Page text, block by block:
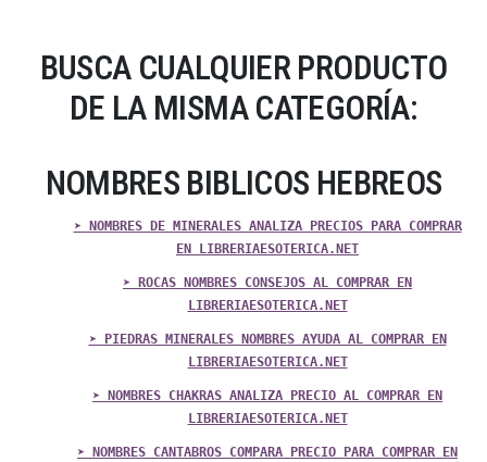
BUSCA CUALQUIER PRODUCTO
DE LA MISMA CATEGORÍA:
NOMBRES BIBLICOS HEBREOS
➤ NOMBRES DE MINERALES ANALIZA PRECIOS PARA COMPRAR
EN LIBRERIAESOTERICA.NET
➤ ROCAS NOMBRES CONSEJOS AL COMPRAR EN
LIBRERIAESOTERICA.NET
➤ PIEDRAS MINERALES NOMBRES AYUDA AL COMPRAR EN
LIBRERIAESOTERICA.NET
➤ NOMBRES CHAKRAS ANALIZA PRECIO AL COMPRAR EN
LIBRERIAESOTERICA.NET
➤ NOMBRES CANTABROS COMPARA PRECIO PARA COMPRAR EN